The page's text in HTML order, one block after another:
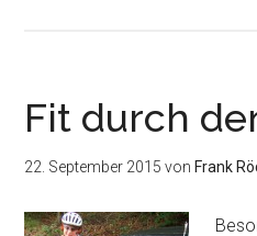
Fit durch
22. September 2015 von Frank